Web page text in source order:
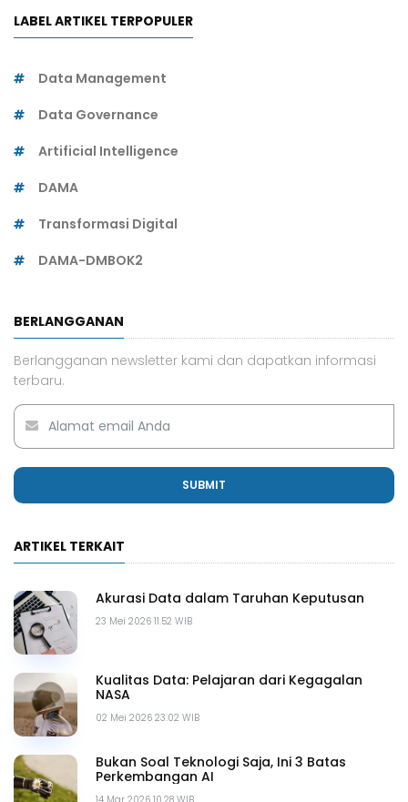
LABEL ARTIKEL TERPOPULER
Data Management
Data Governance
Artificial Intelligence
DAMA
Transformasi Digital
DAMA-DMBOK2
BERLANGGANAN
Berlangganan newsletter kami dan dapatkan informasi
terbaru.
SUBMIT
ARTIKEL TERKAIT
23 Mei 2026 11.52 WIB
Akurasi Data dalam Taruhan Keputusan
02 Mei 2026 23.02 WIB
Kualitas Data: Pelajaran dari Kegagalan
NASA
Bukan Soal Teknologi Saja, Ini 3 Batas
Perkembangan AI